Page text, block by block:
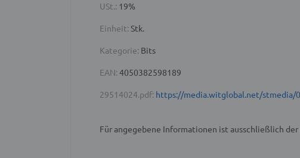
USt.: 19%
Einheit: Stk.
Kategorie: Bits
EAN: 4050382598189
29514024.pdf: https://media.witglobal.net/stmedia/
Für angegebene Informationen ist ausschließlich